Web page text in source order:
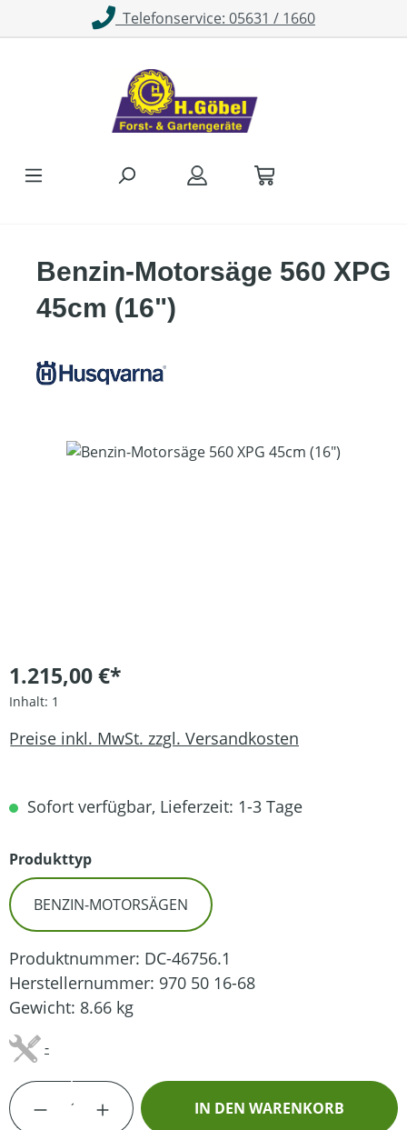
Zum Hauptinhalt springenTelefonservice: 05631 / 1660
Benzin-Motorsäge 560 XPG
45cm (16")
Bildergalerie überspringen
1.215,00 €*
Inhalt: 1
Preise inkl. MwSt. zzgl. Versandkosten
Sofort verfügbar, Lieferzeit: 1-3 Tage
Produkttypauswählen
BENZIN-MOTORSÄGEN
Produktnummer: DC-46756.1
Herstellernummer: 970 50 16-68
Gewicht: 8.66 kg
-
Produkt Anzahl: Gib den gewünschten
IN DEN WARENKORB